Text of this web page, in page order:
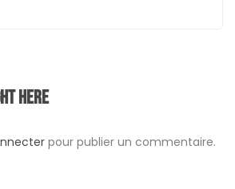
here
pour publier un commentaire.